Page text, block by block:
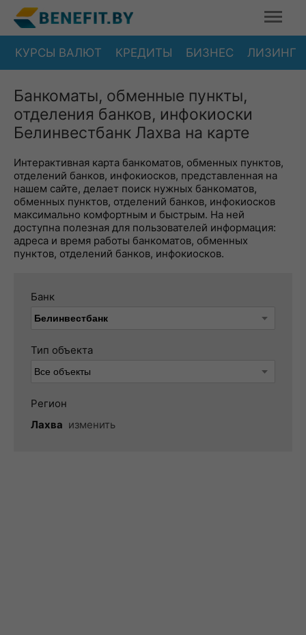
КУРСЫ ВАЛЮТ КРЕДИТЫ БИЗНЕС ЛИЗИНГ
Банкоматы, обменные пункты,
отделения банков, инфокиоски
Белинвестбанк Лахва на карте
Интерактивная карта банкоматов, обменных пунктов,
отделений банков, инфокиосков, представленная на
нашем сайте, делает поиск нужных банкоматов,
обменных пунктов, отделений банков, инфокиосков
максимально комфортным и быстрым. На ней
доступна полезная для пользователей информация:
адреса и время работы банкоматов, обменных
пунктов, отделений банков, инфокиосков.
Банк
Тип объекта
Регион
Лахва изменить